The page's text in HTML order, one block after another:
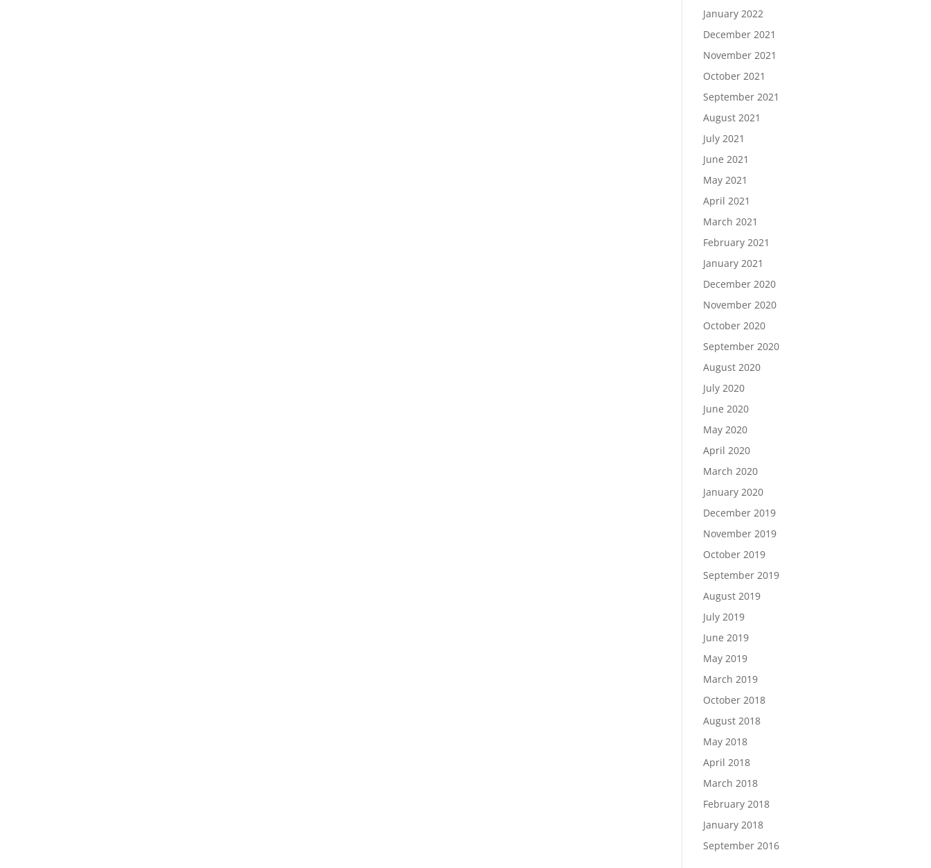
January 2022
December 2021
November 2021
October 2021
September 2021
August 2021
July 2021
June 2021
May 2021
April 2021
March 2021
February 2021
January 2021
December 2020
November 2020
October 2020
September 2020
August 2020
July 2020
June 2020
May 2020
April 2020
March 2020
January 2020
December 2019
November 2019
October 2019
September 2019
August 2019
July 2019
June 2019
May 2019
March 2019
October 2018
August 2018
May 2018
April 2018
March 2018
February 2018
January 2018
September 2016